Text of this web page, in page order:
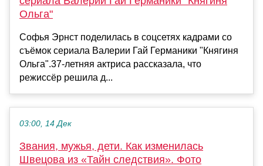
Ольга"
Софья Эрнст поделилась в соцсетях кадрами со
съёмок сериала Валерии Гай Германики "Княгиня
Ольга".37-летняя актриса рассказала, что
режиссёр решила д...
03:00, 14 Дек
Звания, мужья, дети. Как изменилась
Швецова из «Тайн следствия». Фото